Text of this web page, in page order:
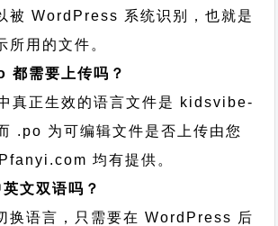
被 WordPress 系统识别，也就是
所用的文件。
需要上传吗？
真正生效的语言文件是 kidsvibe-
.po 为可编辑文件是否上传由您
均有提供。
文双语吗？
换语言，只需要在 WordPress 后